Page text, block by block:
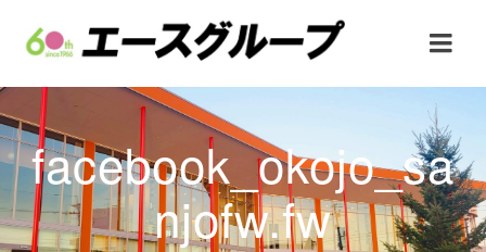
facebook_okojo_sa
njofw.fw